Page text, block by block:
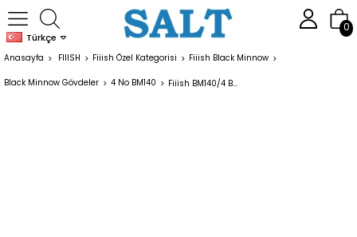
Türkçe
0
Anasayfa FIIISH Fiiish Özel Kategorisi Fiiish Black Minnow
Black Minnow Gövdeler 4 No BM140 Fiiish BM140/4 BM1423 3 Adet gövde Zeste de Citron Silikon Yem